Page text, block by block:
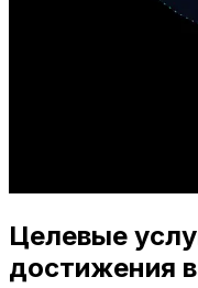
Целевые
достижения